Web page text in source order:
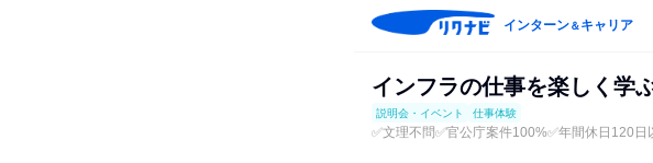
インターン＆キャリア
インフラの仕事を楽しく学
説明会・イベント 仕事体験
✅文理不問✅官公庁案件100%✅年間休日120日